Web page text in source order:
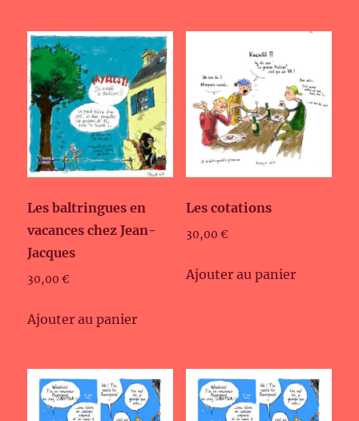
Les baltringues en
vacances chez Jean-
Jacques
30,00€
Ajouter au panier
Les cotations
30,00 €
Ajouter au panier